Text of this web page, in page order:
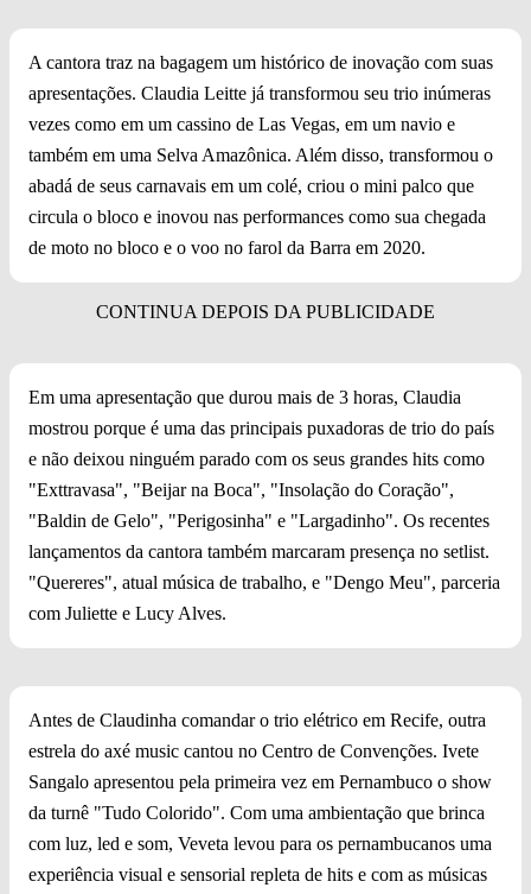
A cantora traz na bagagem um histórico de inovação com suas
apresentações. Claudia Leitte já transformou seu trio inúmeras
vezes como em um cassino de Las Vegas, em um navio e
também em uma Selva Amazônica. Além disso, transformou o
abadá de seus carnavais em um colé, criou o mini palco que
circula o bloco e inovou nas performances como sua chegada
de moto no bloco e o voo no farol da Barra em 2020.
Em uma apresentação que durou mais de 3 horas, Claudia
mostrou porque é uma das principais puxadoras de trio do país
e não deixou ninguém parado com os seus grandes hits como
"Exttravasa", "Beijar na Boca", "Insolação do Coração",
"Baldin de Gelo", "Perigosinha" e "Largadinho". Os recentes
lançamentos da cantora também marcaram presença no setlist.
"Quereres", atual música de trabalho, e "Dengo Meu", parceria
com Juliette e Lucy Alves.
Antes de Claudinha comandar o trio elétrico em Recife, outra
estrela do axé music cantou no Centro de Convenções. Ivete
Sangalo apresentou pela primeira vez em Pernambuco o show
da turnê "Tudo Colorido". Com uma ambientação que brinca
com luz, led e som, Veveta levou para os pernambucanos uma
experiência visual e sensorial repleta de hits e com as músicas